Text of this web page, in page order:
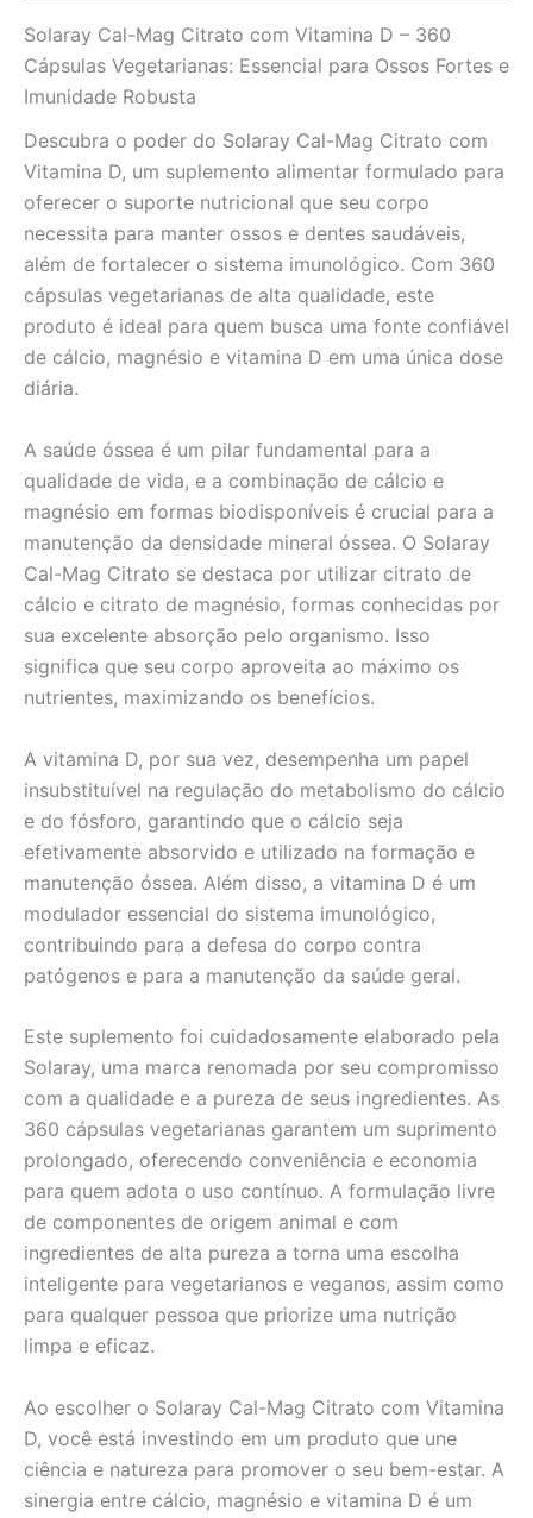
Seus
Ossos
Imunidade
quantidade
Solaray Cal-Mag Citrato com Vitamina D – 360
Cápsulas Vegetarianas: Essencial para Ossos Fortes e
Imunidade Robusta
Descubra o poder do Solaray Cal-Mag Citrato com
Vitamina D, um suplemento alimentar formulado para
oferecer o suporte nutricional que seu corpo
necessita para manter ossos e dentes saudáveis,
além de fortalecer o sistema imunológico. Com 360
cápsulas vegetarianas de alta qualidade, este
produto é ideal para quem busca uma fonte confiável
de cálcio, magnésio e vitamina D em uma única dose
diária.
A saúde óssea é um pilar fundamental para a
qualidade de vida, e a combinação de cálcio e
magnésio em formas biodisponíveis é crucial para a
manutenção da densidade mineral óssea. O Solaray
Cal-Mag Citrato se destaca por utilizar citrato de
cálcio e citrato de magnésio, formas conhecidas por
sua excelente absorção pelo organismo. Isso
significa que seu corpo aproveita ao máximo os
nutrientes, maximizando os benefícios.
A vitamina D, por sua vez, desempenha um papel
insubstituível na regulação do metabolismo do cálcio
e do fósforo, garantindo que o cálcio seja
efetivamente absorvido e utilizado na formação e
manutenção óssea. Além disso, a vitamina D é um
modulador essencial do sistema imunológico,
contribuindo para a defesa do corpo contra
patógenos e para a manutenção da saúde geral.
Este suplemento foi cuidadosamente elaborado pela
Solaray, uma marca renomada por seu compromisso
com a qualidade e a pureza de seus ingredientes. As
360 cápsulas vegetarianas garantem um suprimento
prolongado, oferecendo conveniência e economia
para quem adota o uso contínuo. A formulação livre
de componentes de origem animal e com
ingredientes de alta pureza a torna uma escolha
inteligente para vegetarianos e veganos, assim como
para qualquer pessoa que priorize uma nutrição
limpa e eficaz.
Ao escolher o Solaray Cal-Mag Citrato com Vitamina
D, você está investindo em um produto que une
ciência e natureza para promover o seu bem-estar. A
sinergia entre cálcio, magnésio e vitamina D é um